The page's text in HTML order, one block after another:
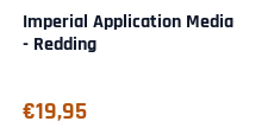
Imperial Application Media
- Redding
Prijs: 19,95
€19,95